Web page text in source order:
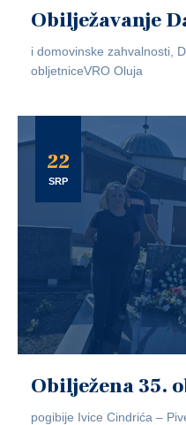
Obilježavanje
i domovinske zahvalnosti,
obljetniceVRO Oluja
22
SRP
Obilježena 35.
pogibije Ivice Cindrića –